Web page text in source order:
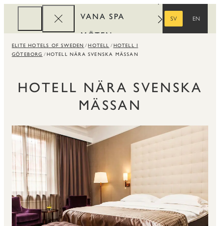
VANA SPA
MÖTEN
FÖRETAG
SV
EN
ELITE HOTELS OF SWEDEN HOTELL
HOTELL I
GÖTEBORG
HOTELL NÄRA SVENSKA MÄSSAN
HOTELL NÄRA SVENSKA
MÄSSAN